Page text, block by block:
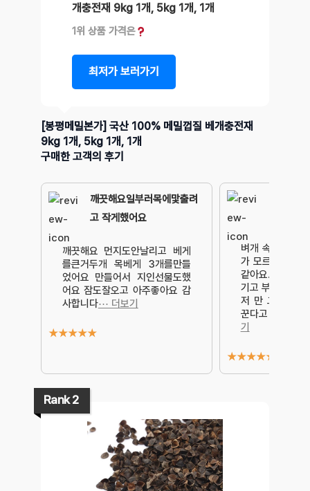
개충전재 9kg 1개, 5kg 1개, 1개
1위 상품 가격은
최저가 보러가기
[봉평메밀본가] 국산 100% 메밀껍질 베개충전재
9kg 1개, 5kg 1개, 1개
구매한 고객의 후기
깨끗해요일부러목에맟출려
고 작게했어요
깨끗해요 먼지도안날리고 베게
를큰거두개 목베게 3개를만들
었어요 만들어서 지인선물도했
어요 잠도잘오고 아주좋아요 감
사합니다⋯ 더보기
★★★★★
벼개 속에 들어
가 모르긴해도
같아요. 오래 쓰
기고 부스레기
저 만 그런가요
꾼다고 하는 것
기
★★★★★
Rank 2